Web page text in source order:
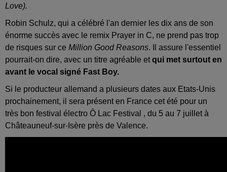
Love).
Robin Schulz, qui a célébré l'an dernier les dix ans de son
énorme succès avec le remix Prayer in C, ne prend pas trop
de risques sur ce Million Good Reasons. Il assure l'essentiel
pourrait-on dire, avec un titre agréable etqui met surtout en
avant le vocal signé Fast Boy.
Si le producteur allemand a plusieurs dates aux Etats-Unis
prochainement, il sera présent en France cet été pour un
très bon festival électro Ô Lac Festival , du 5 au 7 juillet à
Châteauneuf-sur-Isère près de Valence.